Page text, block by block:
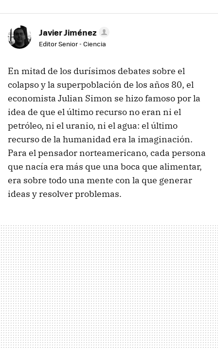
Javier Jiménez
Editor Senior - Ciencia
En mitad de los durísimos debates sobre el
colapso y la superpoblación de los años 80, el
economista Julian Simon se hizo famoso por la
idea de que el último recurso no eran ni el
petróleo, ni el uranio, ni el agua: el último
recurso de la humanidad era la imaginación.
Para el pensador norteamericano, cada persona
que nacía era más que una boca que alimentar,
era sobre todo una mente con la que generar
ideas y resolver problemas.